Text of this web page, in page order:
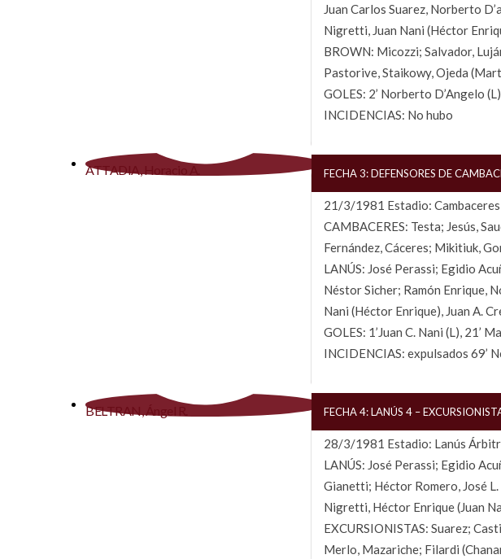
ATTADIA, Horacio A.
BELTRAN, Ángel R.
Juan Carlos Suarez, Norberto
Nigretti, Juan Nani (Héctor
BROWN: Micozzi; Salvador,
Pastorive, Staikowy, Ojeda
GOLES: 2’ Norberto D’Angelo
INCIDENCIAS: No hubo
FECHA 3: DEFENSORES DE
21/3/1981 Estadio:
CAMBACERES: Testa; Jesús,
Fernández, Cáceres; Mikitiuk,
LANÚS: José Perassi; Egidio
Néstor Sicher; Ramón Enrique,
Nani (Héctor Enrique), Juan A.
GOLES: 1’Juan C. Nani (L), 21’
INCIDENCIAS: expulsados 69’
FECHA 4: LANÚS 4 –
28/3/1981 Estadio: Lanús
LANÚS: José Perassi; Egidio
Gianetti; Héctor Romero, José
Nigretti, Héctor Enrique (Juan
EXCURSIONISTAS: Suarez;
Merlo, Mazariche; Filardi